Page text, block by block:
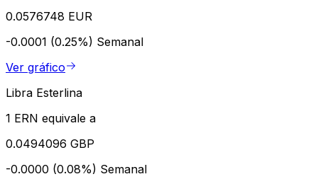
0.0576748 EUR
-0.0001 (0.25%) Semanal
Ver gráfico
Libra Esterlina
1 ERN equivale a
0.0494096 GBP
-0.0000 (0.08%) Semanal